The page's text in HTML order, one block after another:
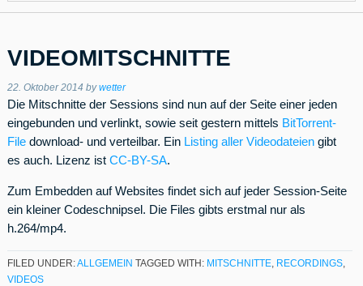
VIDEOMITSCHNITTE
22. Oktober 2014 bywetter
Die Mitschnitte der Sessions sind nun auf der Seite einer jeden
eingebunden und verlinkt, sowie seit gestern mittels BitTorrent-
Filedownload- und verteilbar. Ein Listing aller Videodateiengibt
es auch. Lizenz ist CC-BY-SA.
Zum Embedden auf Websites findet sich auf jeder Session-Seite
ein kleiner Codeschnipsel. Die Files gibts erstmal nur als
h.264/mp4.
FILED UNDER:ALLGEMEIN TAGGED WITH: MITSCHNITTE, RECORDINGS,
VIDEOS